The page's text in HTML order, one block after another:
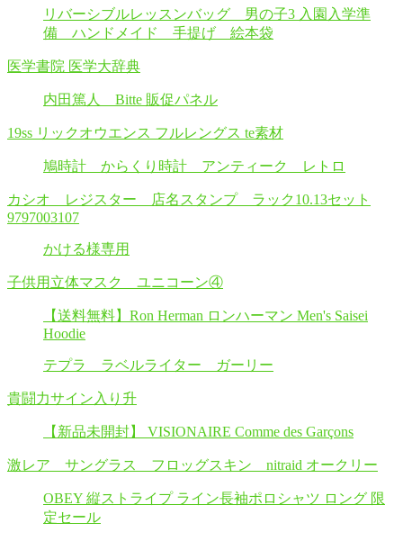
リバーシブルレッスンバッグ 男の子3 入園入学準
備 ハンドメイド 手提げ 絵本袋
医学書院 医学大辞典
内田篤人 Bitte 販促パネル
19ss リックオウエンス フルレングス te素材
鳩時計 からくり時計 アンティーク レトロ
カシオ レジスター 店名スタンプ ラック10.13セット
9797003107
かける様専用
子供用立体マスク ユニコーン④
【送料無料】Ron Herman ロンハーマン Men's Saisei
Hoodie
テプラ ラベルライター ガーリー
貴闘力サイン入り升
【新品未開封】 VISIONAIRE Comme des Garçons
激レア サングラス フロッグスキン nitraid オークリー
OBEY 縦ストライプ ライン長袖ポロシャツ ロング 限
定セール